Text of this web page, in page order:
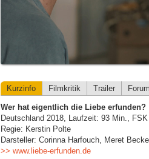
Kurzinfo Filmkritik Trailer Forum
Wer hat eigentlich die Liebe erfunden?
Deutschland 2018, Laufzeit: 93 Min.,
Regie: Kerstin Polte
Darsteller: Corinna Harfouch, Meret
>> www.liebe-erfunden.de